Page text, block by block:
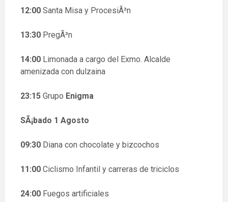
12:00 Santa Misa y ProcesiÃ³n
13:30 PregÃ³n
14:00 Limonada a cargo del Exmo. Alcalde
amenizada con dulzaina
23:15 Grupo Enigma
SÃ¡bado 1 Agosto
09:30 Diana con chocolate y bizcochos
11:00 Ciclismo Infantil y carreras de triciclos
24:00 Fuegos artificiales